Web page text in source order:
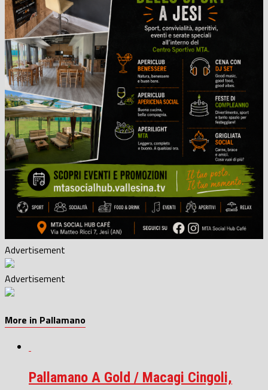
Advertisement
Advertisement
More in Pallamano
Pallamano A Gold / Macagi Cingoli,